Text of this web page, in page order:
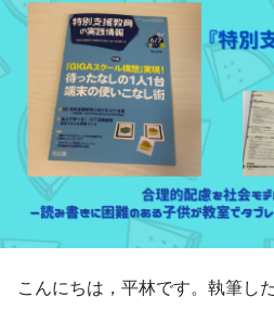
こんにちは，平林です。執筆し